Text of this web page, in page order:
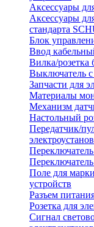
Аксессуары
Аксессуары
стандарта
Блок
Ввод
Вилка/розетка
Выключатель
Запчасти для
Материалы
Механизм
Настольный
Передатчик/
Поле для
устройств
Разъем
Розетка для
Сигнал